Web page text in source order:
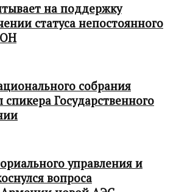
на поддержку
статуса непостоянного
собрания
Государственного
управления и
вопроса